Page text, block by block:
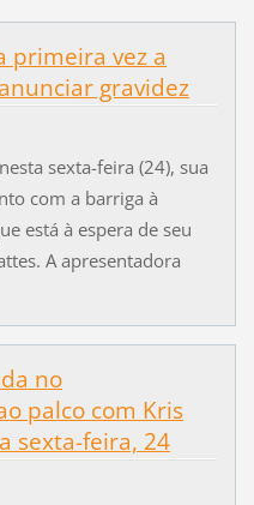
primeira vez a
gravidez
sexta-feira (24), sua
com a barriga à
está à espera de seu
A apresentadora
no
palco com Kris
sexta-feira, 24